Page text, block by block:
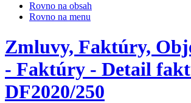
Rovno na obsah
Rovno na menu
Zmluvy, Faktúry,
- Faktúry - Detail
DF2020/250